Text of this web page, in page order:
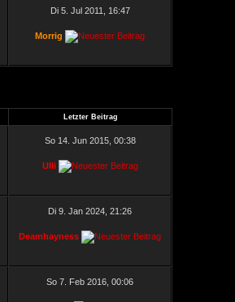
Di 5. Jul 2011, 16:47
Morrig
Letzter Beitrag
So 14. Jun 2015, 00:38
Ulli
Di 9. Jan 2024, 21:26
Deamhayness
So 7. Feb 2016, 00:06